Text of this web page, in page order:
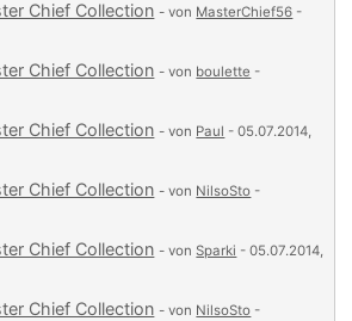
Chief Collection - von MasterChief56 -
Chief Collection - von boulette -
Chief Collection - von Paul - 05.07.2014,
Chief Collection - von NilsoSto -
Chief Collection - vonSparki - 05.07.2014,
Chief Collection - von NilsoSto -